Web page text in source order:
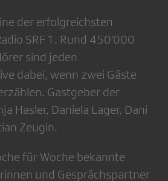
der erfolgreichsten
SRF 1. Rund 450'000
sind jeden
dabei, wenn zwei Gäste
Gastgeber der
Hasler, Daniela Lager, Dani
Zeugin.
für Woche bekannte
und Gesprächspartner